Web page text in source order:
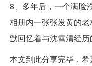
8、多年后，一个满脸
相册内一张张发黄的
默回忆着与沈雪清经历
本文到此分享完毕，希